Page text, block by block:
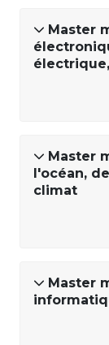
Master
Master
l'océan,
climat
Master